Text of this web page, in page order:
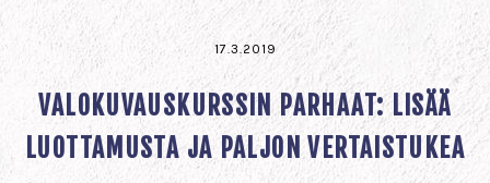
17.3.2019
VALOKUVAUSKURSSIN PARHAAT: LISÄÄ
LUOTTAMUSTA JA PALJON VERTAISTUKEA